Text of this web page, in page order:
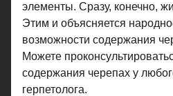
элементы. Сразу, конечно,
Этим и объясняется
возможности содержания
Можете
содержания черепах у
герпетолога.